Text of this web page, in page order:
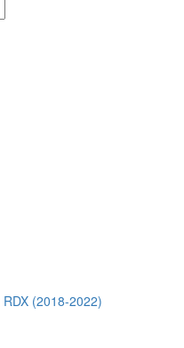
RDX (2018-2022)